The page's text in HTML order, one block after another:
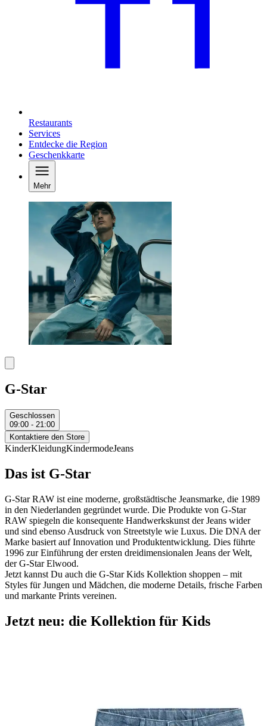
Restaurants
Services
Entdecke die Region
Geschenkkarte
Mehr
G-Star
Geschlossen
09:00 - 21:00
Kontaktiere den Store
KinderKleidungKindermodeJeans
Das ist G-Star
G-Star RAW ist eine moderne, großstädtische Jeansmarke, die 1989
in den Niederlanden gegründet wurde. Die Produkte von G-Star
RAW spiegeln die konsequente Handwerkskunst der Jeans wider
und sind ebenso Ausdruck von Streetstyle wie Luxus. Die DNA der
Marke basiert auf Innovation und Produktentwicklung. Dies führte
1996 zur Einführung der ersten dreidimensionalen Jeans der Welt,
der G-Star Elwood.
Jetzt kannst Du auch die G-Star Kids Kollektion shoppen – mit
Styles für Jungen und Mädchen, die moderne Details, frische Farben
und markante Prints vereinen.
Jetzt neu: die Kollektion für Kids